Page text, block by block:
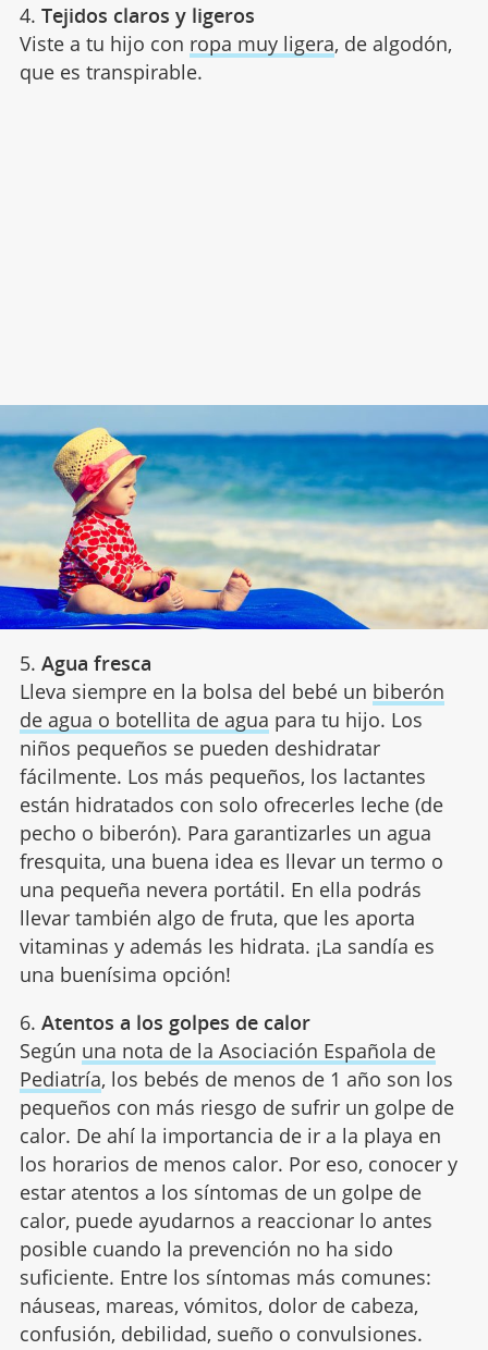
4. Tejidos claros y ligeros
Viste a tu hijo con ropa muy ligera, de algodón,
que es transpirable.
5. Agua fresca
Lleva siempre en la bolsa del bebé un biberón
de agua o botellita de agua para tu hijo. Los
niños pequeños se pueden deshidratar
fácilmente. Los más pequeños, los lactantes
están hidratados con solo ofrecerles leche (de
pecho o biberón). Para garantizarles un agua
fresquita, una buena idea es llevar un termo o
una pequeña nevera portátil. En ella podrás
llevar también algo de fruta, que les aporta
vitaminas y además les hidrata. ¡La sandía es
una buenísima opción!
6. Atentos a los golpes de calor
Según una nota de la Asociación Española de
Pediatría, los bebés de menos de 1 año son los
pequeños con más riesgo de sufrir un golpe de
calor. De ahí la importancia de ir a la playa en
los horarios de menos calor. Por eso, conocer y
estar atentos a los síntomas de un golpe de
calor, puede ayudarnos a reaccionar lo antes
posible cuando la prevención no ha sido
suficiente. Entre los síntomas más comunes:
náuseas, mareas, vómitos, dolor de cabeza,
confusión, debilidad, sueño o convulsiones.